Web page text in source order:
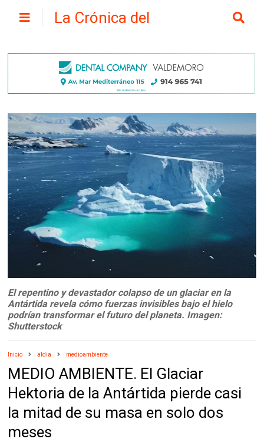
La Crónica del
El repentino y devastador colapso de un glaciar en la
Antártida revela cómo fuerzas invisibles bajo el hielo
podrían transformar el futuro del planeta. Imagen:
Shutterstock
Inicio aldia medioambiente
MEDIO AMBIENTE. El Glaciar
Hektoria de la Antártida pierde casi
la mitad de su masa en solo dos
meses